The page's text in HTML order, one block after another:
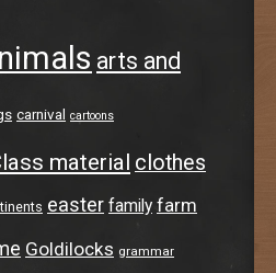
arts and
carnival cartoons
material clothes
easter family farm
Goldilocks grammar